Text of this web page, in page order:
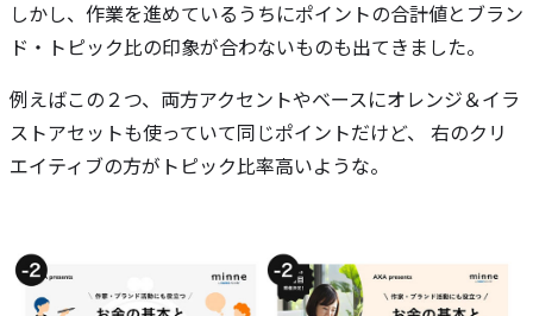
しかし、作業を進めているうちにポイントの合計値とブラン
ド・トピック比の印象が合わないものも出てきました。
例えばこの２つ、両方アクセントやベースにオレンジ＆イラ
ストアセットも使っていて同じポイントだけど、 右のクリ
エイティブの方がトピック比率高いような。